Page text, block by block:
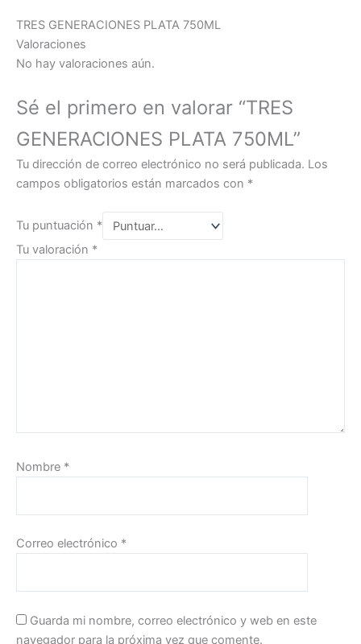
TRES GENERACIONES PLATA 750ML
Valoraciones
No hay valoraciones aún.
Sé el primero en valorar “TRES
GENERACIONES PLATA 750ML”
Tu dirección de correo electrónico no será publicada. Los
campos obligatorios están marcados con *
Tu puntuación *
Tu valoración *
Nombre *
Correo electrónico *
Guarda mi nombre, correo electrónico y web en este
navegador para la próxima vez que comente.